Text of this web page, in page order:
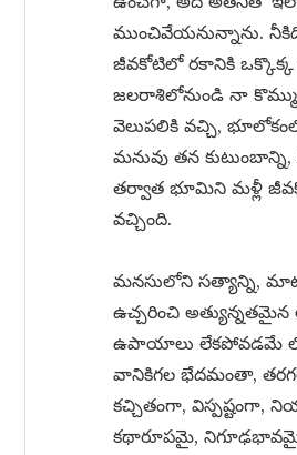
ముంచివేయనున్నాను.
జీవకోటిలో రకానికి ఒక్కొక్క
జలరాశిలోనుండి నా కొమ్ము
వెలుపలికి వచ్చి,
మనువు తన
తర్వాత భూమిని మళ్లీ
వచ్చింది.
మనసులోని సత్యాన్ని,
ఉచ్చరించి
ఉపాయాలు లేకపోవడమే
వానికిగల భేదమంతా,
కచ్చితంగా, విస్పష్టంగా,
కథారూపమై, నిగూఢభావమై,